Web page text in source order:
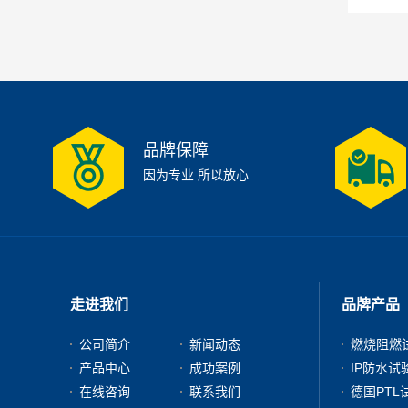
品牌保障
因为专业 所以放心
走进我们
公司简介
新闻动态
产品中心
成功案例
在线咨询
联系我们
品牌产品
燃烧阻燃
IP防水试
德国PTL